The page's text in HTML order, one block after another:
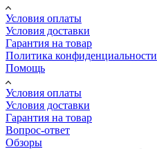
Условия оплаты
Условия доставки
Гарантия на товар
Политика конфиденциальности
Помощь
Условия оплаты
Условия доставки
Гарантия на товар
Вопрос-ответ
Обзоры